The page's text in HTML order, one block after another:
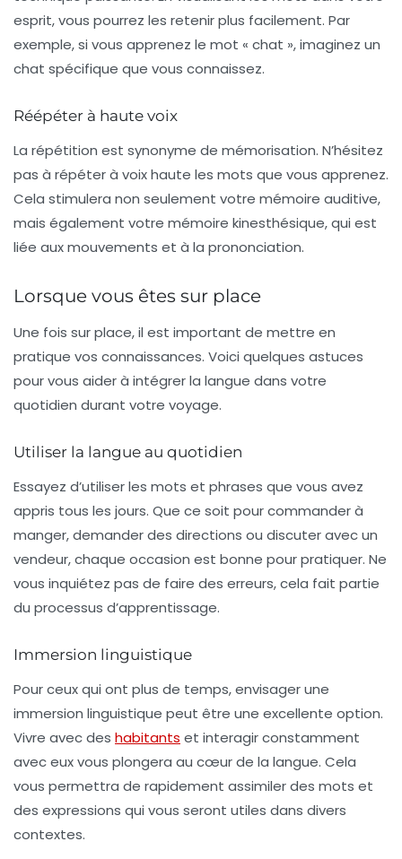
esprit, vous pourrez les retenir plus facilement. Par
exemple, si vous apprenez le mot « chat », imaginez un
chat spécifique que vous connaissez.
Réépéter à haute voix
La répétition est synonyme de mémorisation. N’hésitez
pas à répéter à voix haute les mots que vous apprenez.
Cela stimulera non seulement votre mémoire auditive,
mais également votre mémoire kinesthésique, qui est
liée aux mouvements et à la prononciation.
Lorsque vous êtes sur place
Une fois sur place, il est important de mettre en
pratique vos connaissances. Voici quelques astuces
pour vous aider à intégrer la langue dans votre
quotidien durant votre voyage.
Utiliser la langue au quotidien
Essayez d’utiliser les mots et phrases que vous avez
appris tous les jours. Que ce soit pour commander à
manger, demander des directions ou discuter avec un
vendeur, chaque occasion est bonne pour pratiquer. Ne
vous inquiétez pas de faire des erreurs, cela fait partie
du processus d’apprentissage.
Immersion linguistique
Pour ceux qui ont plus de temps, envisager une
immersion linguistique peut être une excellente option.
Vivre avec des habitants et interagir constamment
avec eux vous plongera au cœur de la langue. Cela
vous permettra de rapidement assimiler des mots et
des expressions qui vous seront utiles dans divers
contextes.